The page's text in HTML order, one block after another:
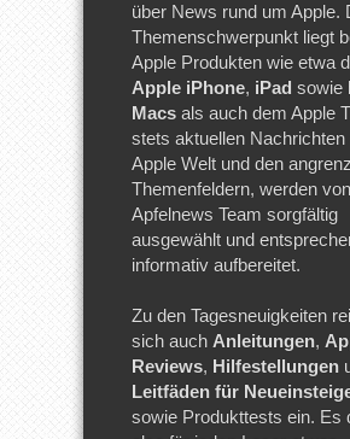
über News rund um Apple.
Themenschwerpunkt liegt
Apple Produkten wie etwa
Apple iPhone, iPad sowie
Macs als auch dem Apple
stets aktuellen Nachrichten
Apple Welt und den
Themenfeldern, werden
Apfelnews Team sorgfältig
ausgewählt und
informativ aufbereitet.
Zu den Tagesneuigkeiten
sich auch Anleitungen,
Reviews, Hilfestellungen
Leitfäden für
sowie Produkttests ein. Es